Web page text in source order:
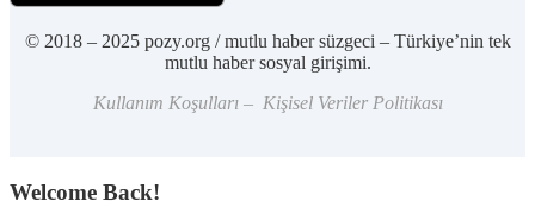
© 2018 – 2025 pozy.org / mutlu haber süzgeci – Türkiye’nin tek
mutlu haber sosyal girişimi.
Kullanım Koşulları – Kişisel Veriler Politikası
Welcome Back!